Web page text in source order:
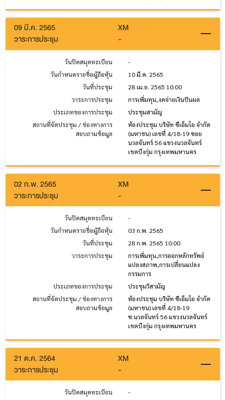
09 มี.ค. 2565
XM
วาระการประชุม
-
วันปิดสมุดทะเบียน
-
วันกำหนดรายชื่อผู้ถือหุ้น
10 มี.ค. 2565
วันที่ประชุม
28 เม.ย. 2565 10:00
วาระการประชุม
การเพิ่มทุน,งดจ่ายเงินปันผล
ประเภทของการประชุม
ประชุมสามัญ
สถานที่จัดประชุม / ช่องทางการ
สอบถามข้อมูล
ห้องประชุม บริษัท ซีเอ็มโอ จำกัด
(มหาชน) เลขที่ 4/18-19 ซอย
นวลจันทร์ 56 แขวงนวลจันทร์
เขตบึงกุ่ม กรุงเทพมหานคร
02 ก.พ. 2565
XM
วาระการประชุม
-
วันปิดสมุดทะเบียน
-
วันกำหนดรายชื่อผู้ถือหุ้น
03 ก.พ. 2565
วันที่ประชุม
28 ก.พ. 2565 10:00
วาระการประชุม
การเพิ่มทุน,การออกหลักทรัพย์
แปลงสภาพ,การเปลี่ยนแปลง
กรรมการ
ประเภทของการประชุม
ประชุมวิสามัญ
สถานที่จัดประชุม / ช่องทางการ
สอบถามข้อมูล
ห้องประชุม บริษัท ซีเอ็มโอ จำกัด
(มหาชน) เลขที่ 4/18-19
ซ.นวลจันทร์ 56 แขวงนวลจันทร์
เขตบึงกุ่ม กรุงเทพมหานคร
21 ต.ค. 2564
XM
วาระการประชุม
-
วันปิดสมุดทะเบียน
-